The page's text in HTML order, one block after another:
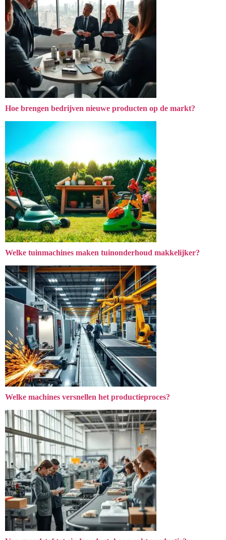
Hoe brengen bedrijven nieuwe producten op de markt?
Welke tuinmachines maken tuinonderhoud makkelijker?
Welke machines versnellen het productieproces?